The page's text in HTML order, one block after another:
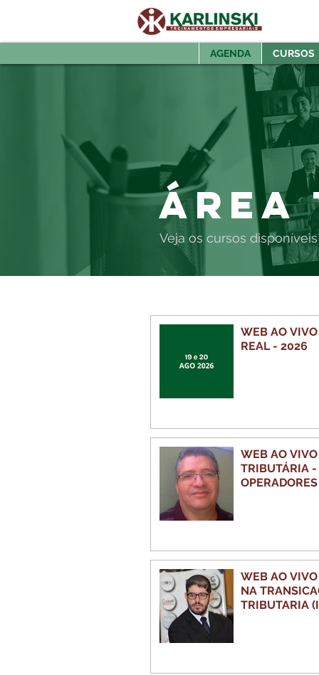
AGENDA CURSOS
Veja os cursos disponíveis
WEB AO
REAL - 2026
WEB AO
TRIBUTÁRIA -
WEB AO
NA
TRIBUTARIA